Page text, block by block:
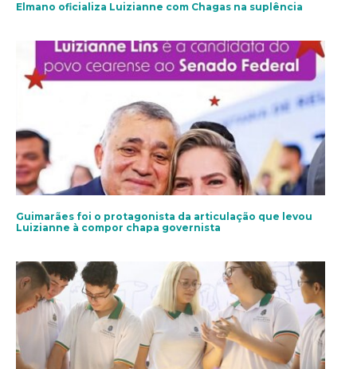
Elmano oficializa Luizianne com Chagas na suplência
Guimarães foi o protagonista da articulação que levou
Luizianne à compor chapa governista